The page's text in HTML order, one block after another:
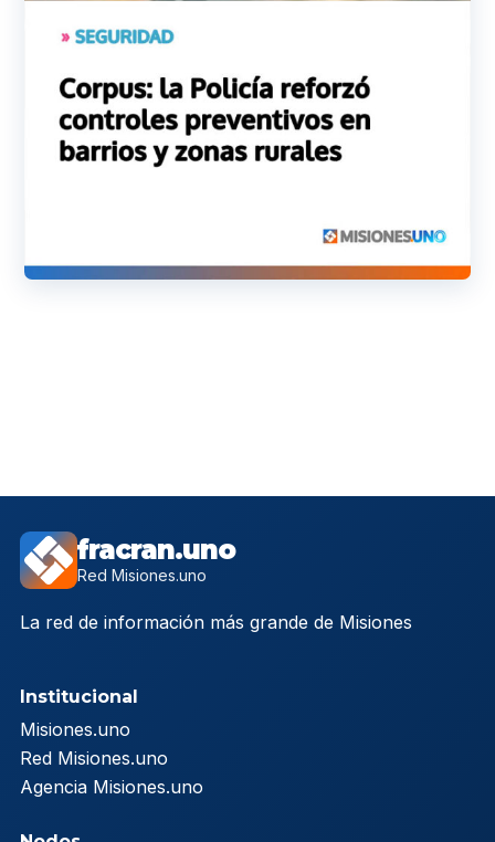
fracran.uno
Red Misiones.uno
La red de información más grande de Misiones
Institucional
Misiones.uno
Red Misiones.uno
Agencia Misiones.uno